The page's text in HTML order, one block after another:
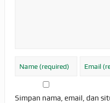
Simpan nama, email, dan